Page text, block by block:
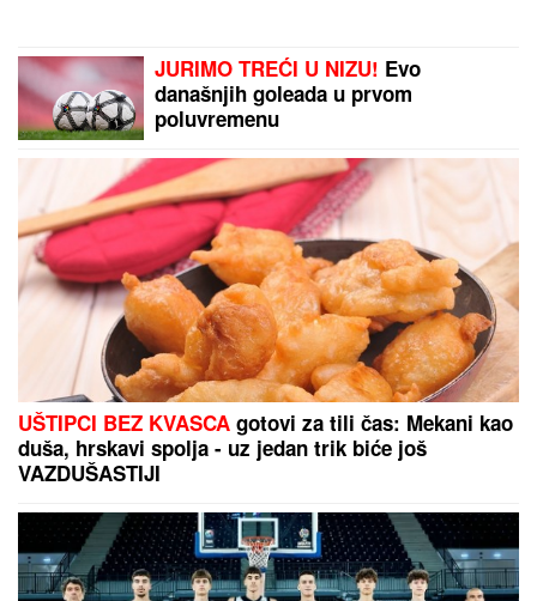
JURIMO TREĆI U NIZU! Evo
današnjih goleada u prvom
poluvremenu
UŠTIPCI BEZ KVASCA gotovi za tili čas: Mekani kao
duša, hrskavi spolja - uz jedan trik biće još
VAZDUŠASTIJI